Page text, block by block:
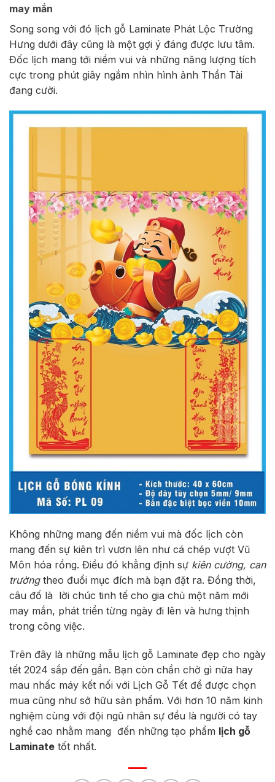
may mắn
Song song với đó lịch gỗ Laminate Phát Lộc Trường
Hưng dưới đây cũng là một gợi ý đáng được lưu tâm.
Đốc lịch mang tới niềm vui và những năng lượng tích
cực trong phút giây ngắm nhìn hình ảnh Thần Tài
đang cười.
Không những mang đến niềm vui mà đốc lịch còn
mang đến sự kiên trì vươn lên như cá chép vượt Vũ
Môn hóa rồng. Điều đó khẳng định sự kiên cường, can
trườngtheo đuổi mục đích mà bạn đặt ra. Đồng thời,
câu đố là lời chúc tinh tế cho gia chủ một năm mới
may mắn, phát triển từng ngày đi lên và hưng thịnh
trong công việc.
Trên đây là những mẫu lịch gỗ Laminate đẹp cho ngày
tết 2024 sắp đến gần. Bạn còn chần chờ gì nữa hay
mau nhấc máy kết nối với Lịch Gỗ Tết để được chọn
mua cũng như sở hữu sản phẩm. Với hơn 10 năm kinh
nghiệm cùng với đội ngũ nhân sự đều là người có tay
nghề cao nhằm mang đến những tạo phẩm lịch gỗ
Laminate tốt nhất.